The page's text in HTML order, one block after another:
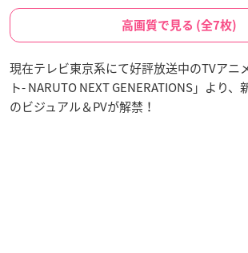
高画質で見る (全7枚)
現在テレビ東京系にて好評放送中のTVアニ
ト- NARUTO NEXT GENERATIONS」より
のビジュアル＆PVが解禁！